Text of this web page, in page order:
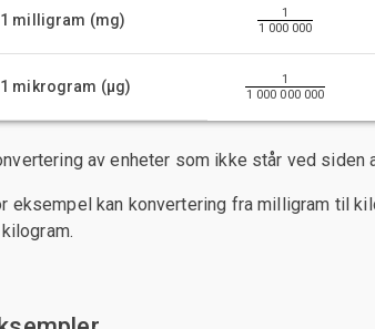
1 milligram (mg)
1
1 000 000
1 mikrogram (µg)
1
1 000 000 000
av enheter som ikke står ved
eksempel kan konvertering fra milligram til